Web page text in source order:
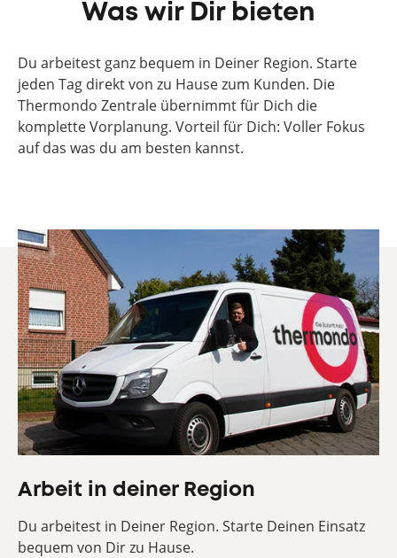
Was wir Dir bieten
Du arbeitest ganz bequem in Deiner Region. Starte
jeden Tag direkt von zu Hause zum Kunden. Die
Thermondo Zentrale übernimmt für Dich die
komplette Vorplanung. Vorteil für Dich: Voller Fokus
auf das was du am besten kannst.
Arbeit in deiner Region
Du arbeitest in Deiner Region. Starte Deinen Einsatz
bequem von Dir zu Hause.